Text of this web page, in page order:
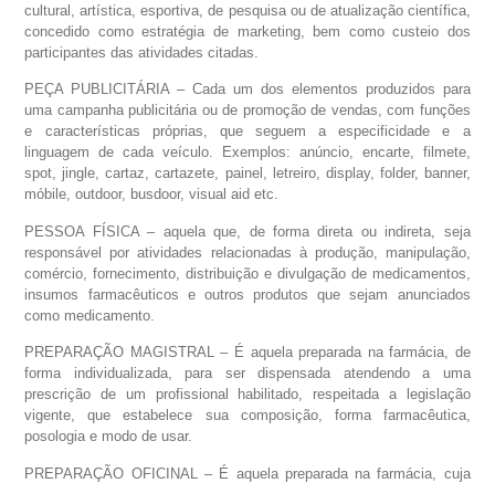
cultural, artística, esportiva, de pesquisa ou de atualização científica,
concedido como estratégia de marketing, bem como custeio dos
participantes das atividades citadas.
PEÇA PUBLICITÁRIA – Cada um dos elementos produzidos para
uma campanha publicitária ou de promoção de vendas, com funções
e características próprias, que seguem a especificidade e a
linguagem de cada veículo. Exemplos: anúncio, encarte, filmete,
spot, jingle, cartaz, cartazete, painel, letreiro, display, folder, banner,
móbile, outdoor, busdoor, visual aid etc.
PESSOA FÍSICA – aquela que, de forma direta ou indireta, seja
responsável por atividades relacionadas à produção, manipulação,
comércio, fornecimento, distribuição e divulgação de medicamentos,
insumos farmacêuticos e outros produtos que sejam anunciados
como medicamento.
PREPARAÇÃO MAGISTRAL – É aquela preparada na farmácia, de
forma individualizada, para ser dispensada atendendo a uma
prescrição de um profissional habilitado, respeitada a legislação
vigente, que estabelece sua composição, forma farmacêutica,
posologia e modo de usar.
PREPARAÇÃO OFICINAL – É aquela preparada na farmácia, cuja